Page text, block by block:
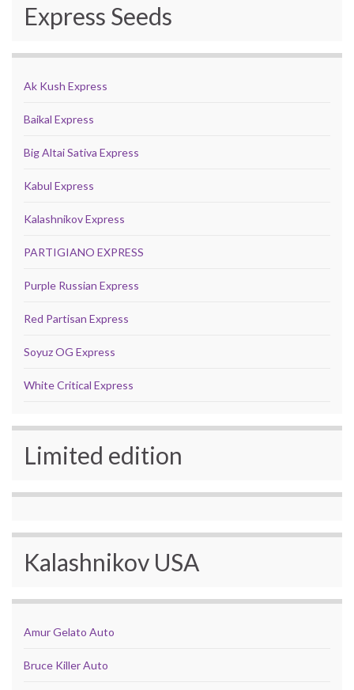
Express Seeds
Ak Kush Express
Baikal Express
Big Altai Sativa Express
Kabul Express
Kalashnikov Express
PARTIGIANO EXPRESS
Purple Russian Express
Red Partisan Express
Soyuz OG Express
White Critical Express
Limited edition
Kalashnikov USA
Amur Gelato Auto
Bruce Killer Auto